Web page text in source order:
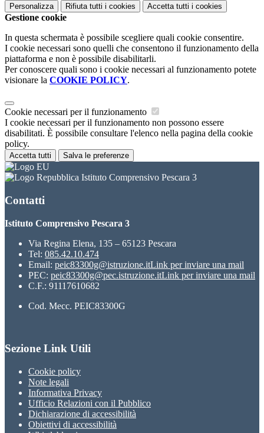
Personalizza Rifiuta tutti i cookies Accetta tutti i cookies
Gestione cookie
In questa schermata è possibile scegliere quali cookie consentire.
I cookie necessari sono quelli che consentono il funzionamento della
piattaforma e non è possibile disabilitarli.
Per conoscere quali sono i cookie necessari al funzionamento potete
visionare la COOKIE POLICY.
Cookie necessari per il funzionamento
I cookie necessari per il funzionamento non possono essere
disabilitati. È possibile consultare l'elenco nella pagina della cookie
policy.
Accetta tutti Salva le preferenze
Istituto Comprensivo Pescara 3
Contatti
Istituto Comprensivo Pescara 3
Via Regina Elena, 135 – 65123 Pescara
Tel: 085.42.10.474
Email: peic83300g@istruzione.itLink per inviare una mail
PEC: peic83300g@pec.istruzione.itLink per inviare una mail
C.F.: 91117610682
Cod. Mecc. PEIC83300G
Sezione Link Utili
Cookie policy
Note legali
Informativa Privacy
Ufficio Relazioni con il Pubblico
Dichiarazione di accessibilità
Obiettivi di accessibilità